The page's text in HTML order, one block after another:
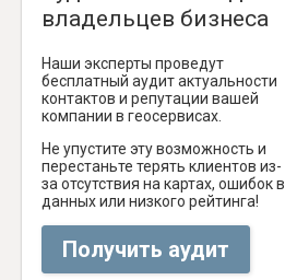
владельцев бизнеса
Наши эксперты проведут
бесплатный аудит актуальности
контактов и репутации вашей
компании в геосервисах.
Не упустите эту возможность и
перестаньте терять клиентов из-
за отсутствия на картах, ошибок в
данных или низкого рейтинга!
Получить аудит